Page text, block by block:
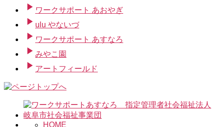
play_arrow ワークサポート あおやぎ
play_arrow ulu やないづ
play_arrow ワークサポート あすなろ
play_arrow みやこ園
play_arrow アートフィールド
HOME